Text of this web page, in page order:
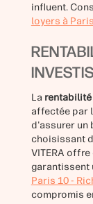
influent.
loyers à Paris
La
affectée par
d'assurer un
choisissant
VITERA
garantissent
Paris 10 -
compromis